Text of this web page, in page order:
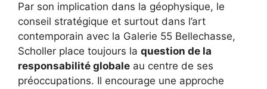
Par son implication dans la géophysique, le
conseil stratégique et surtout dans l’art
contemporain avec la Galerie 55 Bellechasse,
Scholler place toujours la question de la
responsabilité globale au centre de ses
préoccupations. Il encourage une approche